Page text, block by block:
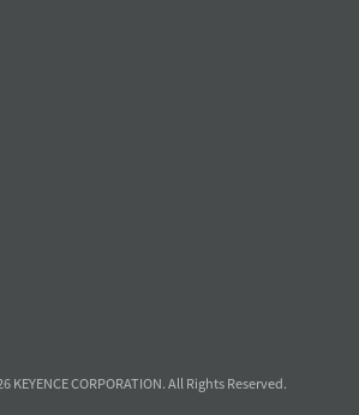
KEYENCE CORPORATION. All Rights Reserved.